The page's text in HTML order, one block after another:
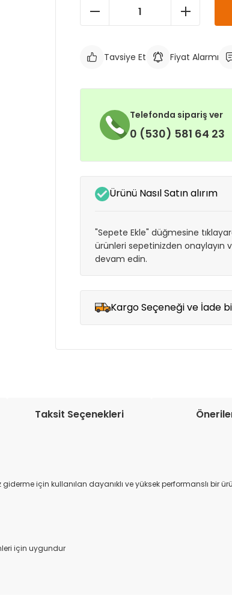
Tavsiye Et Fiyat Alarmı
Telefonda sipariş ver
0 (530) 581 64 23
Ürünü Nasıl Satın alırım
"Sepete Ekle" düğmesine
ürünleri sepetinizden onaylayın
devam edin.
Kargo Seçeneği ve İade
Taksit Seçenekleri
için kullanılan dayanıklı ve yüksek performanslı bir
için uygundur